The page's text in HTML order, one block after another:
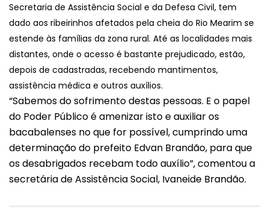
Secretaria de Assistência Social e da Defesa Civil, tem
dado aos ribeirinhos afetados pela cheia do Rio Mearim se
estende às famílias da zona rural. Até as localidades mais
distantes, onde o acesso é bastante prejudicado, estão,
depois de cadastradas, recebendo mantimentos,
assistência médica e outros auxílios.
“Sabemos do sofrimento destas pessoas. E o papel
do Poder Público é amenizar isto e auxiliar os
bacabalenses no que for possível, cumprindo uma
determinação do prefeito Edvan Brandão, para que
os desabrigados recebam todo auxílio”, comentou a
secretária de Assistência Social, Ivaneide Brandão.